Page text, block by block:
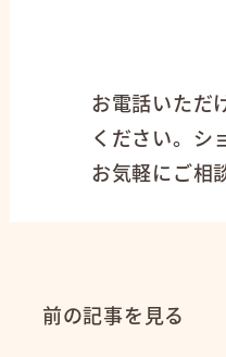
お電話いただ
ください。シ
お気軽にご相
前の記事を見る